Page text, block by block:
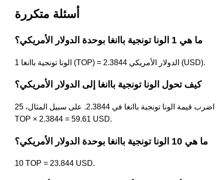
أسئلة متكررة
ما هي 1 الونا تونجية باانغا بوحدة الدولار الأمريكي؟
1 الونا تونجية باانغا (TOP) = 2.3844 الدولار الأمريكي (USD).
كيف تحول الونا تونجية باانغا إلى الدولار الأمريكي؟
اضرب قيمة الونا تونجية باانغا في 2.3844. على سبيل المثال، 25
TOP × 2.3844 = 59.61 USD.
ما هي 10 الونا تونجية باانغا بوحدة الدولار الأمريكي؟
10 TOP = 23.844 USD.